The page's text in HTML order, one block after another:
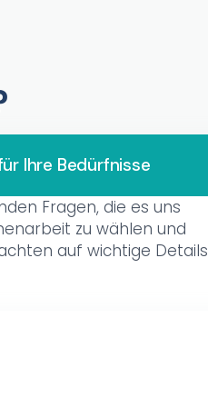
Ihre Bedürfnisse
Fragen, die es uns
zu wählen und
auf wichtige Details